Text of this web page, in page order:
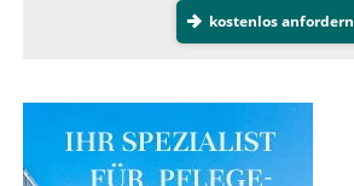
kostenlos anfordern